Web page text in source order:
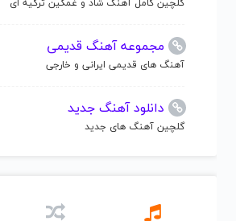
مجموعه آهنگ قدیمی
آهنگ های قدیمی ایرانی و خارجی
دانلود آهنگ جدید
گلچین آهنگ های جدید